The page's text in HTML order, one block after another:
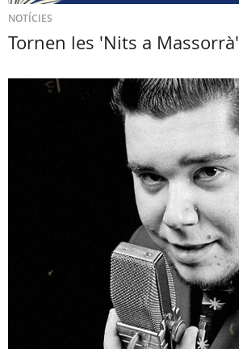
NOTÍCIES
Tornen les 'Nits a Massorrà'